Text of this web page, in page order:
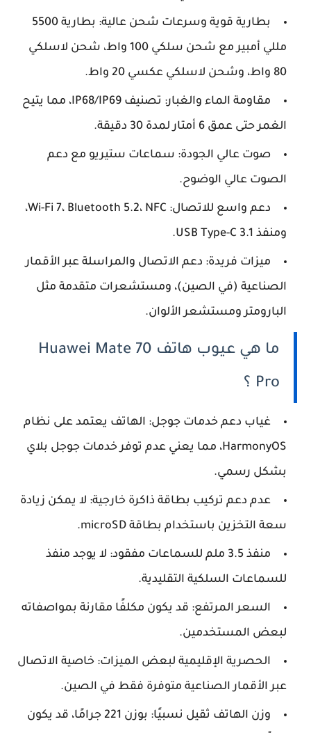
بطارية قوية وسرعات شحن عالية: بطارية 5500
مللي أمبير مع شحن سلكي 100 واط، شحن لاسلكي
80 واط، وشحن لاسلكي عكسي 20 واط.
مقاومة الماء والغبار: تصنيف IP68/IP69، مما يتيح
الغمر حتى عمق 6 أمتار لمدة 30 دقيقة.
صوت عالي الجودة: سماعات ستيريو مع دعم
الصوت عالي الوضوح.
دعم واسع للاتصال: Wi-Fi 7، Bluetooth 5.2، NFC،
ومنفذ USB Type-C 3.1.
ميزات فريدة: دعم الاتصال والمراسلة عبر الأقمار
الصناعية (في الصين)، ومستشعرات متقدمة مثل
البارومتر ومستشعر الألوان.
ما هي عيوب هاتف Huawei Mate 70
Pro ؟
غياب دعم خدمات جوجل: الهاتف يعتمد على نظام
HarmonyOS، مما يعني عدم توفر خدمات جوجل بلاي
بشكل رسمي.
عدم دعم تركيب بطاقة ذاكرة خارجية: لا يمكن زيادة
سعة التخزين باستخدام بطاقة microSD.
منفذ 3.5 ملم للسماعات مفقود: لا يوجد منفذ
للسماعات السلكية التقليدية.
السعر المرتفع: قد يكون مكلفًا مقارنة بمواصفاته
لبعض المستخدمين.
الحصرية الإقليمية لبعض الميزات: خاصية الاتصال
عبر الأقمار الصناعية متوفرة فقط في الصين.
وزن الهاتف ثقيل نسبيًا: بوزن 221 جرامًا، قد يكون